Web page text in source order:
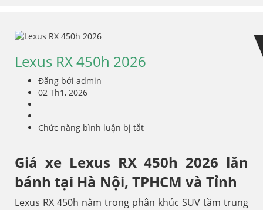
navigation
content
Lexus RX 450h 2026
Đăng bởi admin
02 Th1, 2026
Chức năng bình luận bị tắt
450h
2026
Giá xe Lexus RX 450h 2026 lăn
bánh tại Hà Nội, TPHCM và Tỉnh
Lexus RX 450h nằm trong phân khúc SUV tầm trung